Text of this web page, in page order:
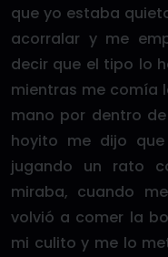
que yo estaba
acorralar y me
decir que el tipo lo
mientras me comía
mano por dentro
hoyito me dijo
jugando un rato
miraba, cuando
volvió a comer la
mi culito y me lo